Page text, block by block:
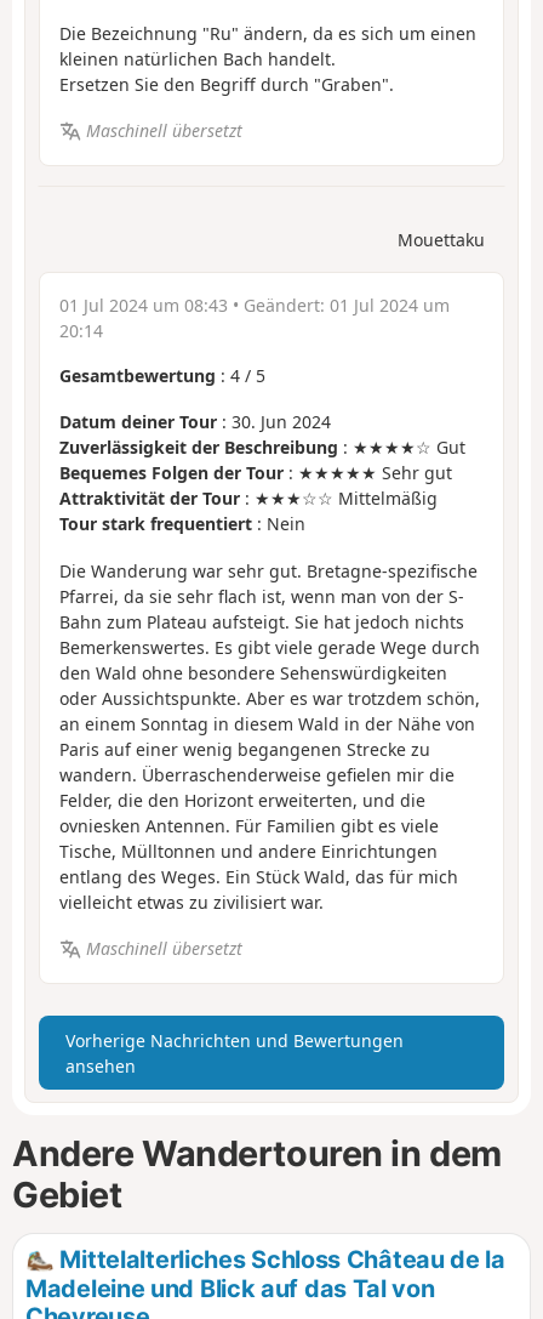
Die Bezeichnung "Ru" ändern, da es sich um einen
kleinen natürlichen Bach handelt.
Ersetzen Sie den Begriff durch "Graben".
Maschinell übersetzt
Mouettaku
01 Jul 2024 um 08:43 • Geändert: 01 Jul 2024 um
20:14
Gesamtbewertung : 4 / 5
Datum deiner Tour : 30. Jun 2024
Zuverlässigkeit der Beschreibung : ★★★★☆ Gut
Bequemes Folgen der Tour : ★★★★★ Sehr gut
Attraktivität der Tour : ★★★☆☆ Mittelmäßig
Tour stark frequentiert : Nein
Die Wanderung war sehr gut. Bretagne-spezifische
Pfarrei, da sie sehr flach ist, wenn man von der S-
Bahn zum Plateau aufsteigt. Sie hat jedoch nichts
Bemerkenswertes. Es gibt viele gerade Wege durch
den Wald ohne besondere Sehenswürdigkeiten
oder Aussichtspunkte. Aber es war trotzdem schön,
an einem Sonntag in diesem Wald in der Nähe von
Paris auf einer wenig begangenen Strecke zu
wandern. Überraschenderweise gefielen mir die
Felder, die den Horizont erweiterten, und die
ovniesken Antennen. Für Familien gibt es viele
Tische, Mülltonnen und andere Einrichtungen
entlang des Weges. Ein Stück Wald, das für mich
vielleicht etwas zu zivilisiert war.
Maschinell übersetzt
Vorherige Nachrichten und Bewertungen
ansehen
Andere Wandertouren in dem
Gebiet
Mittelalterliches Schloss Château de la
Madeleine und Blick auf das Tal von